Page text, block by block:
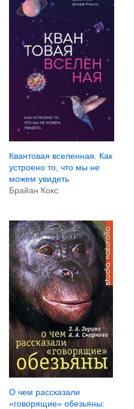
Квантовая вселенная. Как
устроено то, что мы не
можем увидеть
Брайан Кокс
О чем рассказали
«говорящие» обезьяны: